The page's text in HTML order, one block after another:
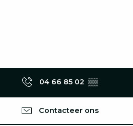
04 66 85 02 ▒▒
Contacteer ons